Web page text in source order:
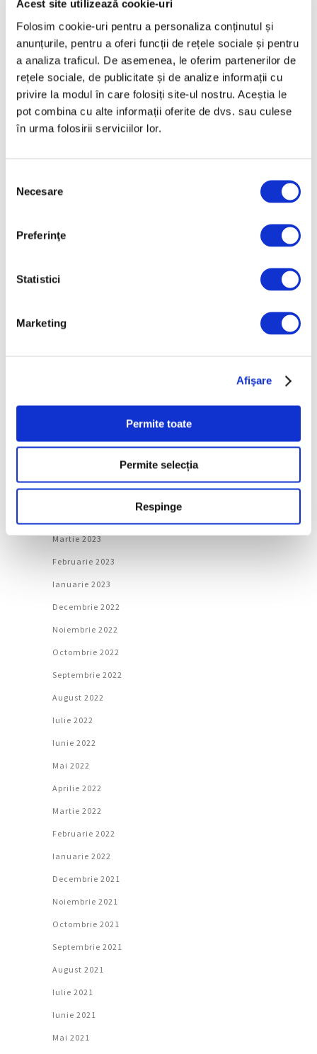
Acest site utilizează cookie-uri
Folosim cookie-uri pentru a personaliza conținutul și
anunțurile, pentru a oferi funcții de rețele sociale și pentru
a analiza traficul. De asemenea, le oferim partenerilor de
rețele sociale, de publicitate și de analize informații cu
privire la modul în care folosiți site-ul nostru. Aceștia le
pot combina cu alte informații oferite de dvs. sau culese
în urma folosirii serviciilor lor.
consimțământului
Necesare
Preferinţe
Statistici
Marketing
Afişare
Permite toate
Permite selecția
Respinge
Ianuarie 2025
Decembrie 2024
Noiembrie 2024
Octombrie 2024
Septembrie 2024
Iunie 2024
Aprilie 2024
Septembrie 2023
Iulie 2023
Mai 2023
Martie 2023
Februarie 2023
Ianuarie 2023
Decembrie 2022
Noiembrie 2022
Octombrie 2022
Septembrie 2022
August 2022
Iulie 2022
Iunie 2022
Mai 2022
Aprilie 2022
Martie 2022
Februarie 2022
Ianuarie 2022
Decembrie 2021
Noiembrie 2021
Octombrie 2021
Septembrie 2021
August 2021
Iulie 2021
Iunie 2021
Mai 2021